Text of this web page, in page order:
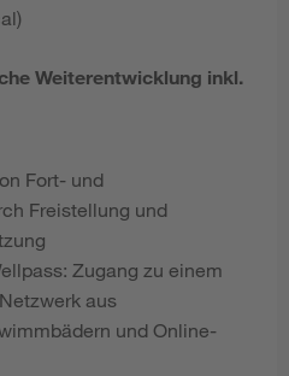
Weiterentwicklung inkl.
Fort- und
Freistellung und
Zugang zu einem
aus
und Online-